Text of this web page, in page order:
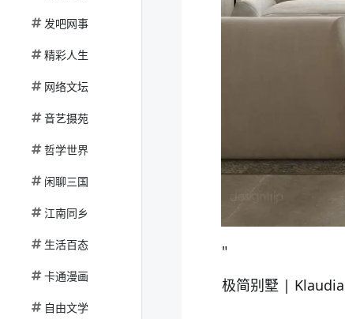
发吧网事
精彩人生
网络文坛
音艺摄苑
哲学世界
闲聊三国
江南同乡
生活百态
卡通漫画
自由文学
"
极简别墅 |